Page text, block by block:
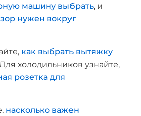
машину выбрать, и
нужен вокруг
как выбрать вытяжку
холодильников узнайте,
розетка для
насколько важен